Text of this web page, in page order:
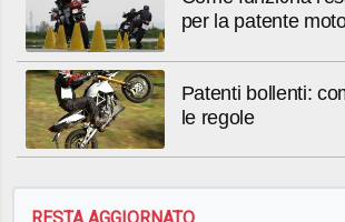
per la patente
Patenti bollenti:
le regole